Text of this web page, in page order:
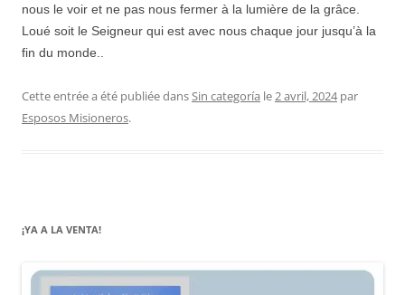
nous le voir et ne pas nous fermer à la lumière de la grâce.
Loué soit le Seigneur qui est avec nous chaque jour jusqu’à la
fin du monde..
Cette entrée a été publiée dansSin categoría le2 avril, 2024 par
Esposos Misioneros.
¡YA A LA VENTA!